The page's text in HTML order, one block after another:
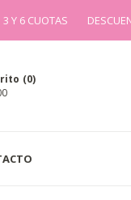
A PARTIR DE
(0)